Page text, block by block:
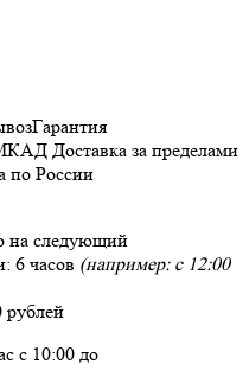
Гарантия
МКАД Доставка за пределами
по России
на следующий
6 часов (например: с 12:00
рублей
с 10:00 до